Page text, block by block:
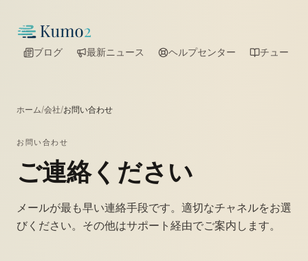
ブログ 最新ニュース ヘルプセンター チュート
ホーム/会社/お問い合わせ
お問い合わせ
ご連絡ください
メールが最も早い連絡手段です。適切なチャネルをお選
びください。その他はサポート経由でご案内します。